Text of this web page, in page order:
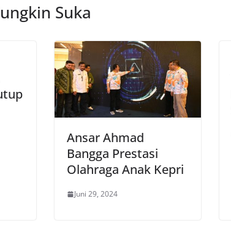
Suka
Ansar Ahmad
Bangga Prestasi
Olahraga Anak Kepri
Juni 29, 2024